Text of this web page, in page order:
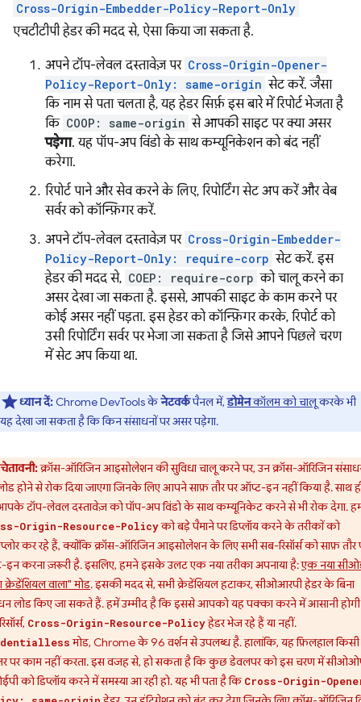
Cross-Origin-Embedder-Policy-Report-Only
एचटीटीपी हेडर की मदद से, ऐसा किया जा सकता है.
अपने टॉप-लेवल दस्तावेज़ पर Cross-Origin-Opener-
Policy-Report-Only: same-origin सेट करें. जैसा
कि नाम से पता चलता है, यह हेडर सिर्फ़ इस बारे में रिपोर्ट भेजता है
कि COOP: same-origin से आपकी साइट पर क्या असर
पड़ेगा. यह पॉप-अप विंडो के साथ कम्यूनिकेशन को बंद नहीं
करेगा.
रिपोर्ट पाने और सेव करने के लिए, रिपोर्टिंग सेट अप करें और वेब
सर्वर को कॉन्फ़िगर करें.
अपने टॉप-लेवल दस्तावेज़ पर Cross-Origin-Embedder-
Policy-Report-Only: require-corp सेट करें. इस
हेडर की मदद से, COEP: require-corp को चालू करने का
असर देखा जा सकता है. इससे, आपकी साइट के काम करने पर
कोई असर नहीं पड़ता. इस हेडर को कॉन्फ़िगर करके, रिपोर्ट को
उसी रिपोर्टिंग सर्वर पर भेजा जा सकता है जिसे आपने पिछले चरण
में सेट अप किया था.
ध्यान दें: Chrome DevTools केनेटवर्कपैनल में,डोमेनकॉलम को चालूकरके भी
यह देखा जा सकता है कि किन संसाधनों पर असर पड़ेगा.
चेतावनी:क्रॉस-ऑरिजिन आइसोलेशन की सुविधा चालू करने पर, उन क्रॉस-ऑरिजिन
होने से रोक दिया जाएगा जिनके लिए आपने साफ़ तौर पर ऑप्ट-इन नहीं किया है. साथ
टॉप-लेवल दस्तावेज़ को पॉप-अप विंडो के साथ कम्यूनिकेट करने से भी रोक देगा.
Origin-Resource-Policyको बड़े पैमाने पर डिप्लॉय करने के तरीकों को
कर रहे हैं, क्योंकि क्रॉस-ऑरिजिन आइसोलेशन के लिए सभी सब-रिसॉर्स को साफ़ तौर
करना ज़रूरी है. इसलिए, हमने इसके उलट एक नया तरीका अपनाया है:एक नया
क्रेडेंशियल वाला" मोड. इसकी मदद से, सभी क्रेडेंशियल हटाकर, सीओआरपी हेडर के बिना
लोड किए जा सकते हैं. हमें उम्मीद है कि इससे आपको यह पक्का करने में आसानी
Cross-Origin-Resource-Policyहेडर भेज रहे हैं या नहीं.
मोड, Chrome के 96 वर्शन से उपलब्ध है. हालांकि, यह फ़िलहाल
पर काम नहीं करता. इस वजह से, हो सकता है कि कुछ डेवलपर को इस चरण में
को डिप्लॉय करने में समस्या आ रही हो. यह भी पता है कि Cross-Origin-